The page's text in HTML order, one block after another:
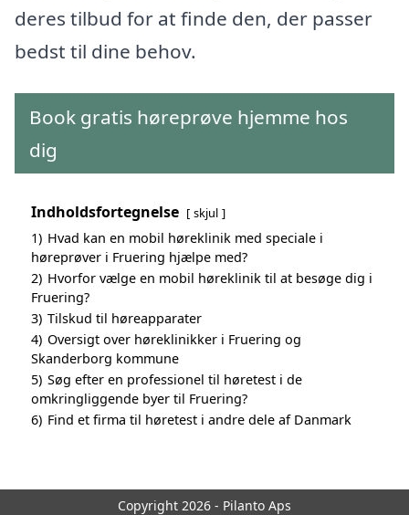
deres tilbud for at finde den, der passer
bedst til dine behov.
Book gratis høreprøve hjemme hos
dig
Indholdsfortegnelse skjul
1) Hvad kan en mobil høreklinik med speciale i
høreprøver i Fruering hjælpe med?
2) Hvorfor vælge en mobil høreklinik til at besøge dig i
Fruering?
3) Tilskud til høreapparater
4) Oversigt over høreklinikker i Fruering og
Skanderborg kommune
5) Søg efter en professionel til høretest i de
omkringliggende byer til Fruering?
6) Find et firma til høretest i andre dele af Danmark
Copyright 2026 - Pilanto Aps